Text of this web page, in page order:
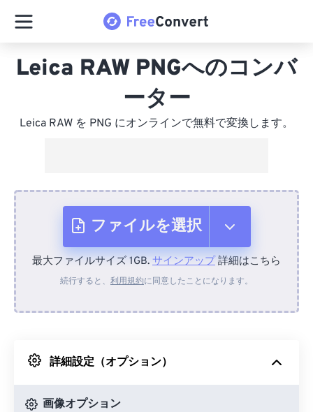
Leica RAW PNGへのコンバ
ーター
Leica RAW を PNG にオンラインで無料で変換します。
ファイルを選択
デバイスから
Googleドライブから
最大ファイルサイズ 1GB. サインアップ詳細はこちら
続行すると、 利用規約に同意したことになります。
詳細設定（オプション）
画像オプション